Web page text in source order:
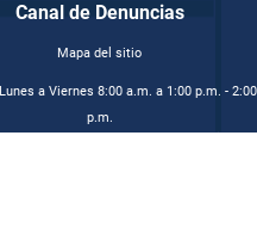
Canal de Denuncias
Mapa del sitio
a Viernes 8:00 a.m. a 1:00 p.m. -
p.m.